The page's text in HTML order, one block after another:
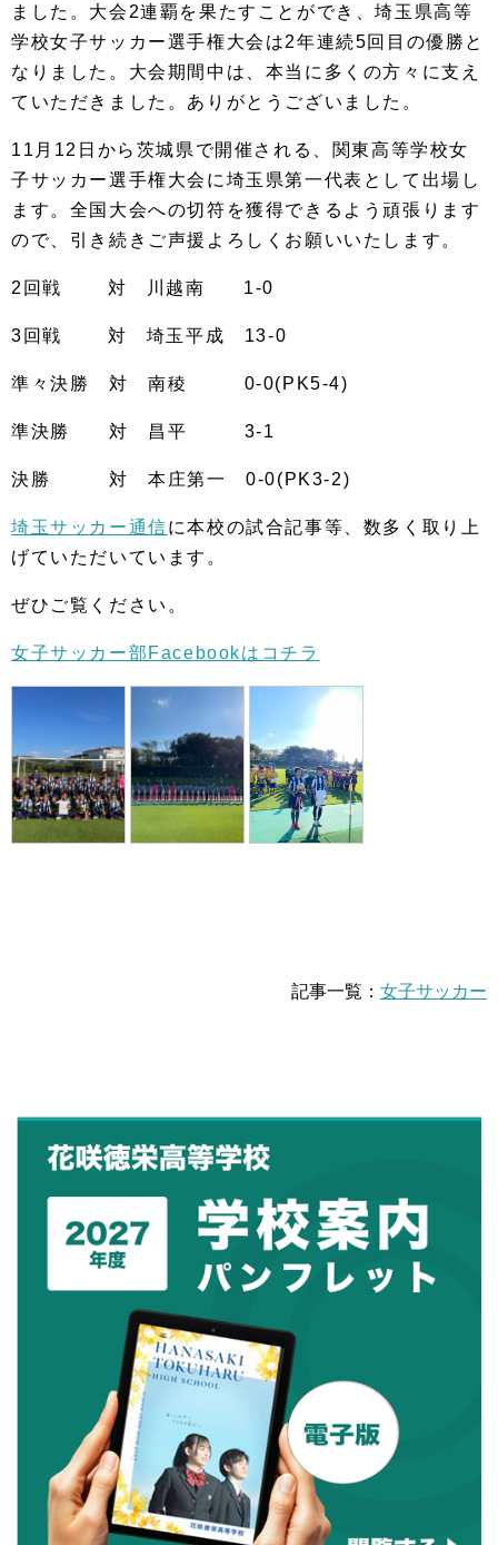
ました。大会2連覇を果たすことができ、埼玉県高等
学校女子サッカー選手権大会は2年連続5回目の優勝と
なりました。大会期間中は、本当に多くの方々に支え
ていただきました。ありがとうございました。
11月12日から茨城県で開催される、関東高等学校女
子サッカー選手権大会に埼玉県第一代表として出場し
ます。全国大会への切符を獲得できるよう頑張ります
ので、引き続きご声援よろしくお願いいたします。
2回戦 対 川越南 1-0
3回戦 対 埼玉平成 13-0
準々決勝 対 南稜 0-0(PK5-4)
準決勝 対 昌平 3-1
決勝 対 本庄第一 0-0(PK3-2)
埼玉サッカー通信に本校の試合記事等、数多く取り上
げていただいています。
ぜひご覧ください。
女子サッカー部Facebookはコチラ
記事一覧： 女子サッカー